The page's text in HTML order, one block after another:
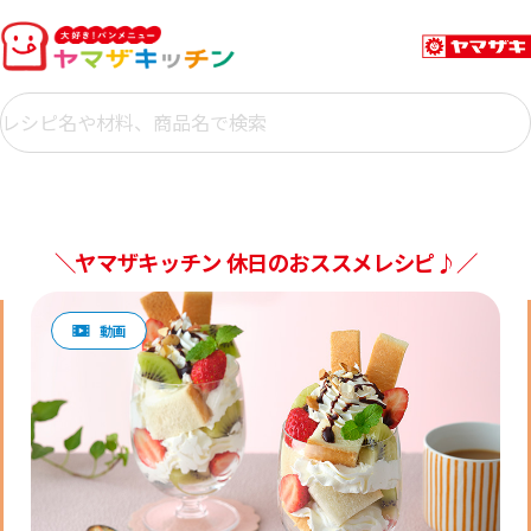
＼ヤマザキッチン 休日のおススメレシピ♪／